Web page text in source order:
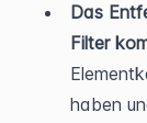
Das
Filter
haben